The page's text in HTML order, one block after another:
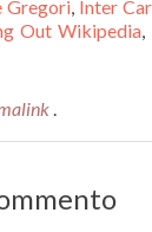
Gregori, Inter
Out Wikipedia,
.